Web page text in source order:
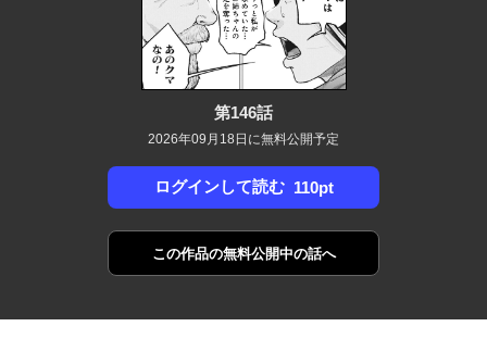
第146話
2026年09月18日に無料公開予定
ログインして読む 110pt
この作品の無料公開中の話へ